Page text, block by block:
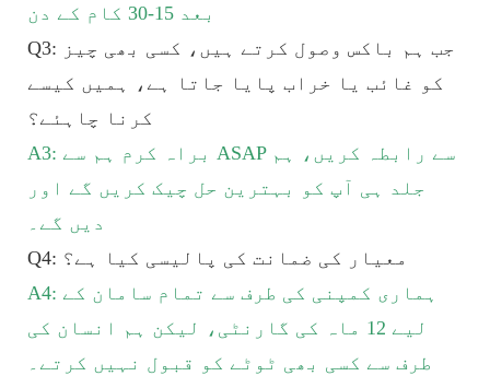
بعد 15-30 کام کے دن
Q3: جب ہم باکس وصول کرتے ہیں، کسی بھی چیز
کو غائب یا خراب پایا جاتا ہے، ہمیں کیسے
کرنا چاہئے؟
A3: براہ کرم ہم سے ASAP سے رابطہ کریں، ہم
جلد ہی آپ کو بہترین حل چیک کریں گے اور
دیں گے۔
Q4: معیار کی ضمانت کی پالیسی کیا ہے؟
A4: ہماری کمپنی کی طرف سے تمام سامان کے
لیے 12 ماہ کی گارنٹی، لیکن ہم انسان کی
طرف سے کسی بھی ٹوٹے کو قبول نہیں کرتے۔